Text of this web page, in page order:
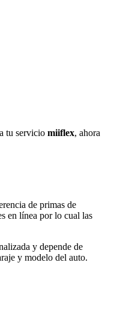
tu servicio miiflex, ahora
de primas de
en línea por lo cual las
y depende de
y modelo del auto.